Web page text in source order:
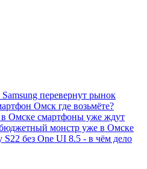
перевернут рынок
Омск где возьмёте?
Омске смартфоны уже ждут
монстр уже в Омске
S22 без One UI 8.5 - в чём дело